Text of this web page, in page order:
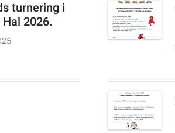
turnering i
2026.